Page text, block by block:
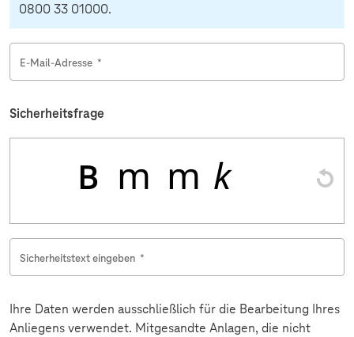
0800 33 01000.
E-Mail-Adresse *
Sicherheitsfrage
Sicherheitstext eingeben *
Ihre Daten werden ausschließlich für die Bearbeitung Ihres
Anliegens verwendet. Mitgesandte Anlagen, die nicht